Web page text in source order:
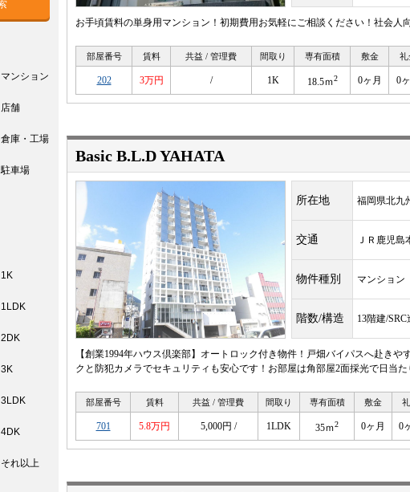
お手頃賃料の単身用マンション！初期費用お気軽にご相談ください！社会人
部屋番号 賃料 共益 / 管理費 間取り 専有面積 敷金 礼
202 3万円 / 1K 18.5ｍ2 0ヶ月 0
Basic B.L.D YAHATA
所在地 福岡県北九
交通 ＪＲ鹿児
物件種別 マンション
階数/構造 13階建/
【創業1994年ハウス倶楽部】オートロック付き物件！戸畑バイパスへ赴き
クと防犯カメラでセキュリティも安心です！お部屋は角部屋2面採光で日当
部屋番号 賃料 共益 / 管理費 間取り 専有面積 敷金
701 5.8万円 5,000円 / 1LDK 35ｍ2 0ヶ月 0
マンション
店舗
倉庫・工場
駐車場
1K
1LDK
2DK
3K
3LDK
4DK
それ以上